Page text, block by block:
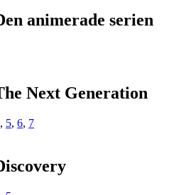
animerade serien
Next Generation
, 5, 6, 7